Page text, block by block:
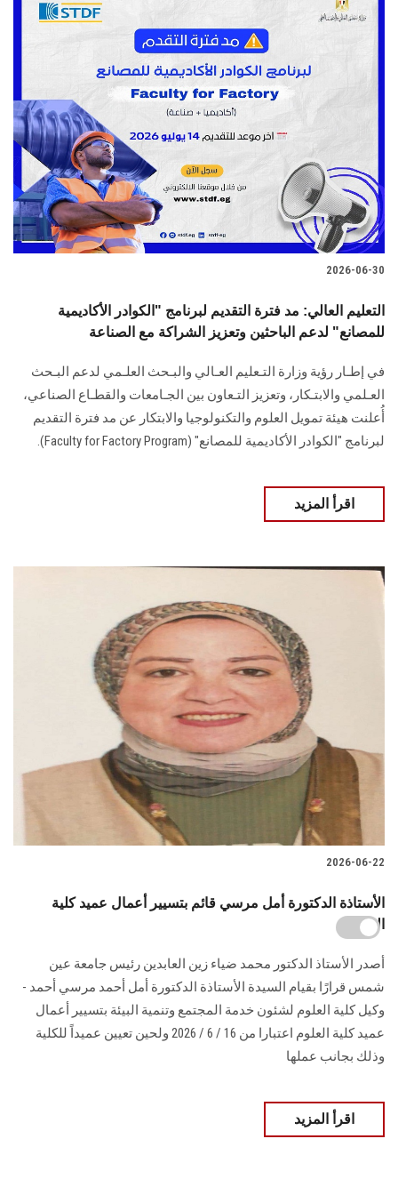
2026-06-30
التعليم العالي: مد فترة التقديم لبرنامج "الكوادر الأكاديمية
للمصانع" لدعم الباحثين وتعزيز الشراكة مع الصناعة
في إطـار رؤية وزارة التـعليم العـالي والبـحث العلـمي لدعم البـحث
العـلمي والابتـكار، وتعزيز التـعاون بين الجـامعات والقطـاع الصناعي،
أُعلنت هيئة تمويل العلوم والتكنولوجيا والابتكار عن مد فترة التقديم
لبرنامج "الكوادر الأكاديمية للمصانع" (Faculty for Factory Program).
اقرأ المزيد
2026-06-22
الأستاذة الدكتورة أمل مرسي قائم بتسيير أعمال عميد كلية
العلوم
أصدر الأستاذ الدكتور محمد ضياء زين العابدين رئيس جامعة عين
شمس قرارًا بقيام السيدة الأستاذة الدكتورة أمل أحمد مرسي أحمد -
وكيل كلية العلوم لشئون خدمة المجتمع وتنمية البيئة بتسيير أعمال
عميد كلية العلوم اعتبارا من 16 / 6 / 2026 ولحين تعيين عميداً للكلية
وذلك بجانب عملها
اقرأ المزيد